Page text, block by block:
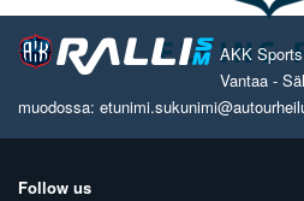
AKK
Vantaa -
muodossa:
Follow us